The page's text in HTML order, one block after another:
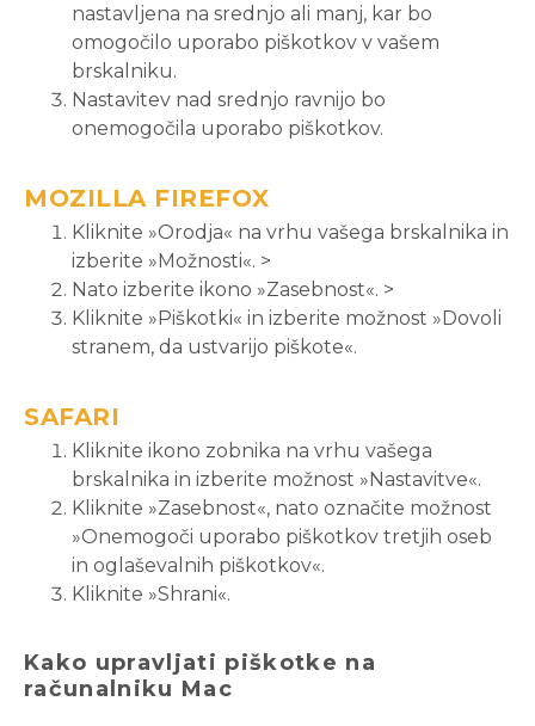
nastavljena na srednjo ali manj, kar bo
omogočilo uporabo piškotkov v vašem
brskalniku.
Nastavitev nad srednjo ravnijo bo
onemogočila uporabo piškotkov.
MOZILLA FIREFOX
Kliknite »Orodja« na vrhu vašega brskalnika in
izberite »Možnosti«. >
Nato izberite ikono »Zasebnost«. >
Kliknite »Piškotki« in izberite možnost »Dovoli
stranem, da ustvarijo piškote«.
SAFARI
Kliknite ikono zobnika na vrhu vašega
brskalnika in izberite možnost »Nastavitve«.
Kliknite »Zasebnost«, nato označite možnost
»Onemogoči uporabo piškotkov tretjih oseb
in oglaševalnih piškotkov«.
Kliknite »Shrani«.
Kako upravljati piškotke na
računalniku Mac